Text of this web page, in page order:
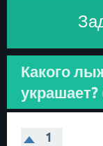
Какого
1